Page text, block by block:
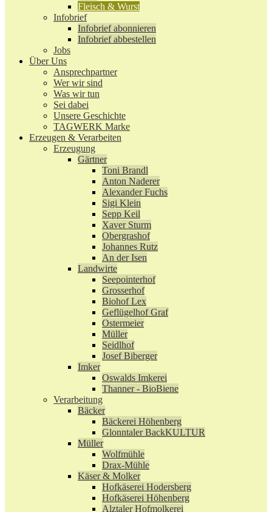
Fleisch & Wurst
Infobrief
Infobrief abonnieren
Infobrief abbestellen
Jobs
Über Uns
Ansprechpartner
Wer wir sind
Was wir tun
Sei dabei
Unsere Geschichte
TAGWERK Marke
Erzeugen & Verarbeiten
Erzeugung
Gärtner
Toni Brandl
Anton Naderer
Alexander Fuchs
Sigi Klein
Sepp Keil
Xaver Sturm
Obergrashof
Johannes Rutz
An der Isen
Landwirte
Seepointerhof
Grosserhof
Biohof Lex
Geflügelhof Graf
Ostermeier
Müller
Seidlhof
Josef Biberger
Imker
Oswalds Imkerei
Thanner - BioBiene
Verarbeitung
Bäcker
Bäckerei Höhenberg
Glonntaler BackKULTUR
Müller
Wolfmühle
Drax-Mühle
Käser & Molker
Hofkäserei Hodersberg
Hofkäserei Höhenberg
Alztaler Hofmolkerei